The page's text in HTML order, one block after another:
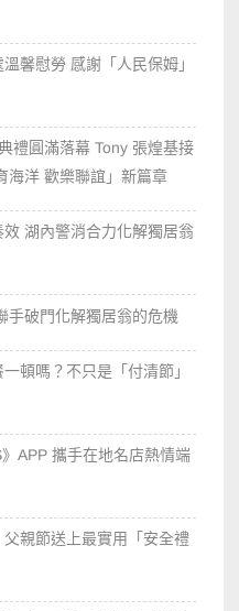
馨慰勞 感謝「人民保姆」
禮圓滿落幕 Tony 張煌基接
海洋 歡樂聯誼」新篇章
效 湖內警消合力化解獨居翁
手破門化解獨居翁的危機
頓嗎？不只是「付清節」
APP 攜手在地名店熱情端
親節送上最實用「安全禮